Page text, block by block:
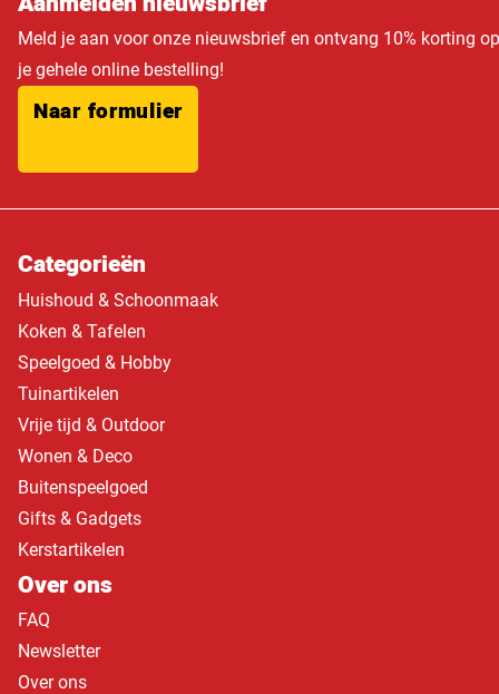
Meld je aan voor onze nieuwsbrief en ontvang 10% korting op
je gehele online bestelling!
Naar formulier
Categorieën
Huishoud & Schoonmaak
Koken & Tafelen
Speelgoed & Hobby
Tuinartikelen
Vrije tijd & Outdoor
Wonen & Deco
Buitenspeelgoed
Gifts & Gadgets
Kerstartikelen
Over ons
FAQ
Newsletter
Over ons